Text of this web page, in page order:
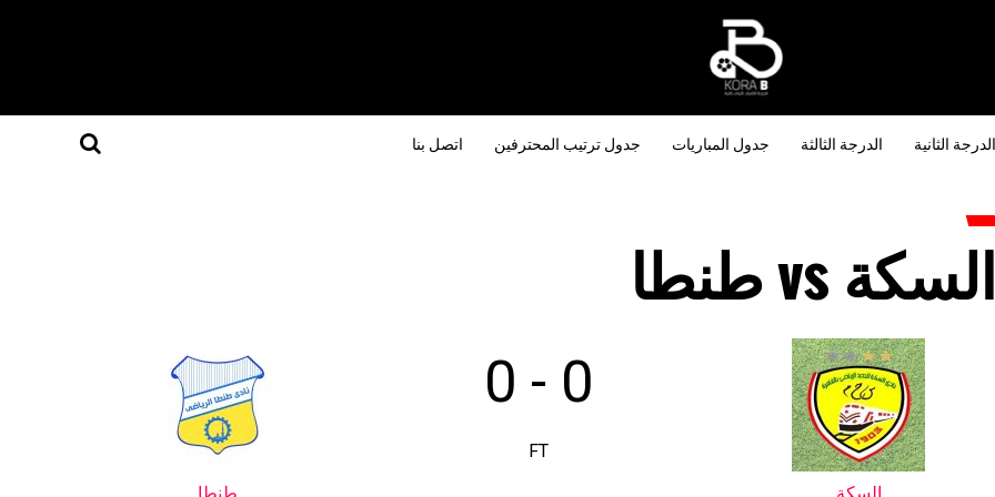
الدرجة الثانية الدرجة الثالثة جدول المباريات جدول ترتيب المحترفين اتصل بنا
السكة vs طنطا
0
-
0
FT